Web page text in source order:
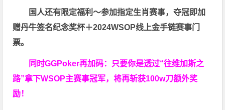
国人还有限定福利～参加指定生肖赛事，夺冠即加
赠丹牛签名纪念奖杯＋2024WSOP线上金手链赛事门
票。
同时GGPoker再加码：只要你是透过“往维加斯之
路”拿下WSOP主赛事冠军，将再斩获100w刀额外奖
励！